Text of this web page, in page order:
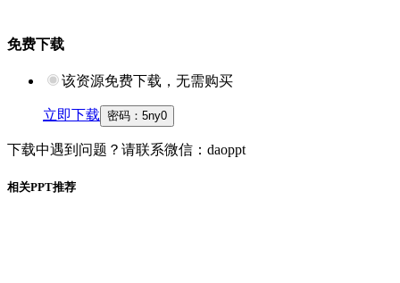
免费下载
该资源免费下载，无需购买
立即下载 密码： 5ny0
下载中遇到问题？请联系微信：daoppt
相关PPT推荐